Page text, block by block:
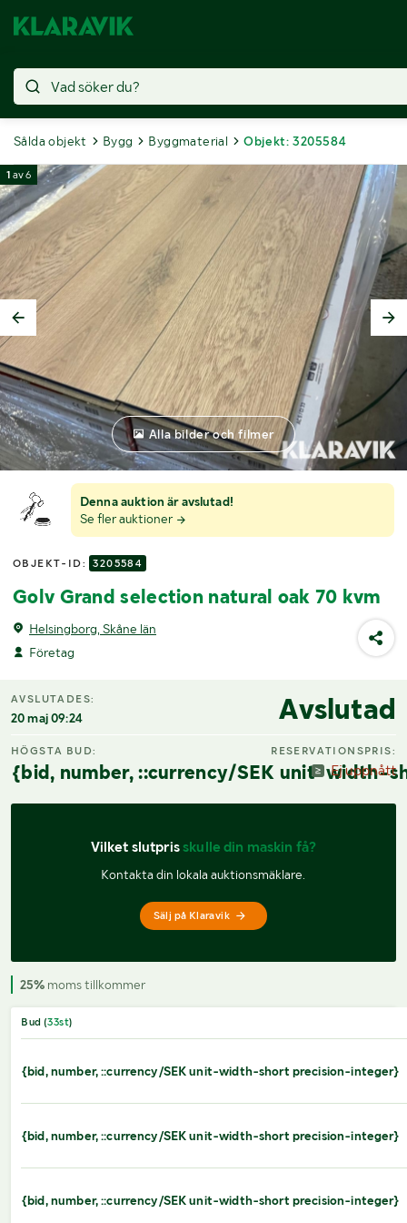
Sålda objekt Bygg Byggmaterial Objekt: 3205584
Denna auktion är avslutad!
Se fler auktioner
OBJEKT-ID: 3205584
Golv Grand selection natural oak 70 kvm
Helsingborg, Skåne län
Företag
1 av6
Alla bilder och filmer
AVSLUTADES:
20 maj 09:24 Avslutad
HÖGSTA BUD:
{bid, number, ::currency/SEK unit-width-
RESERVATIONSPRIS:
Ej uppnått
Vilket slutpris skulle din maskin få?
Kontakta din lokala auktionsmäklare.
Sälj på Klaravik
25% moms tillkommer
Bud (33st)
{bid, number, ::currency/SEK unit-width-short precision-integer}
{bid, number, ::currency/SEK unit-width-short precision-integer}
{bid, number, ::currency/SEK unit-width-short precision-integer}